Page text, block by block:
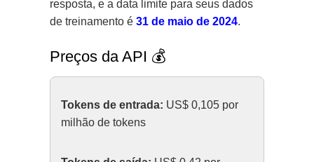
resposta, e a data limite para seus dados
de treinamento é31 de maio de 2024.
Preços da API 💰
Tokens de entrada: US$ 0,105 por
milhão de tokens